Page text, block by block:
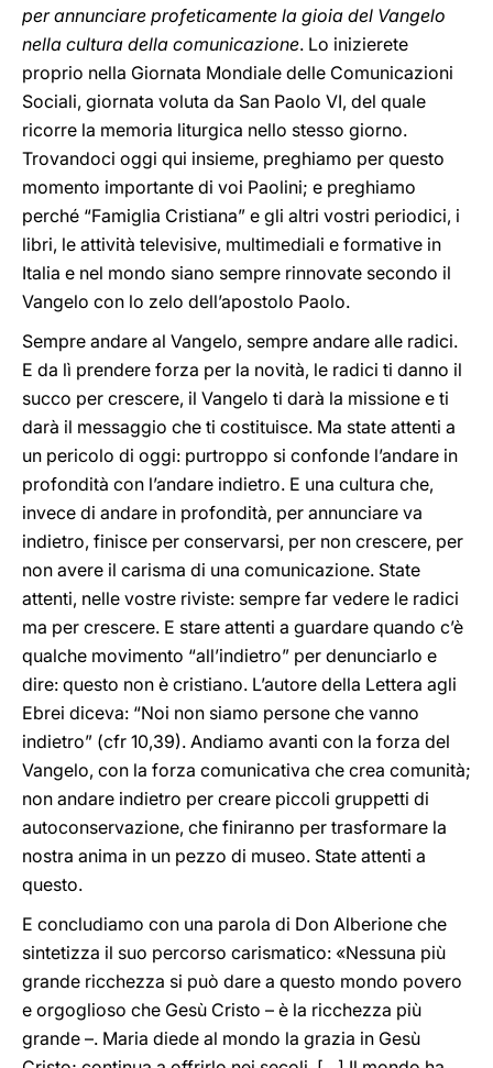
per annunciare profeticamente la gioia del Vangelo
nella cultura della comunicazione. Lo inizierete
proprio nella Giornata Mondiale delle Comunicazioni
Sociali, giornata voluta da San Paolo VI, del quale
ricorre la memoria liturgica nello stesso giorno.
Trovandoci oggi qui insieme, preghiamo per questo
momento importante di voi Paolini; e preghiamo
perché “Famiglia Cristiana” e gli altri vostri periodici, i
libri, le attività televisive, multimediali e formative in
Italia e nel mondo siano sempre rinnovate secondo il
Vangelo con lo zelo dell’apostolo Paolo.
Sempre andare al Vangelo, sempre andare alle radici.
E da lì prendere forza per la novità, le radici ti danno il
succo per crescere, il Vangelo ti darà la missione e ti
darà il messaggio che ti costituisce. Ma state attenti a
un pericolo di oggi: purtroppo si confonde l’andare in
profondità con l’andare indietro. E una cultura che,
invece di andare in profondità, per annunciare va
indietro, finisce per conservarsi, per non crescere, per
non avere il carisma di una comunicazione. State
attenti, nelle vostre riviste: sempre far vedere le radici
ma per crescere. E stare attenti a guardare quando c’è
qualche movimento “all’indietro” per denunciarlo e
dire: questo non è cristiano. L’autore della Lettera agli
Ebrei diceva: “Noi non siamo persone che vanno
indietro” (cfr 10,39). Andiamo avanti con la forza del
Vangelo, con la forza comunicativa che crea comunità;
non andare indietro per creare piccoli gruppetti di
autoconservazione, che finiranno per trasformare la
nostra anima in un pezzo di museo. State attenti a
questo.
E concludiamo con una parola di Don Alberione che
sintetizza il suo percorso carismatico: «Nessuna più
grande ricchezza si può dare a questo mondo povero
e orgoglioso che Gesù Cristo – è la ricchezza più
grande –. Maria diede al mondo la grazia in Gesù